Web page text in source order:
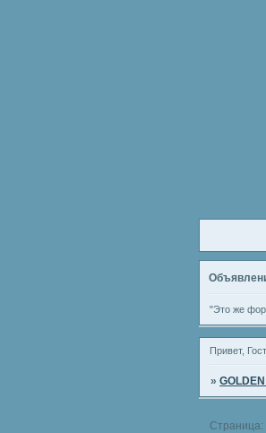
"Это же
Привет,
»
Страница: